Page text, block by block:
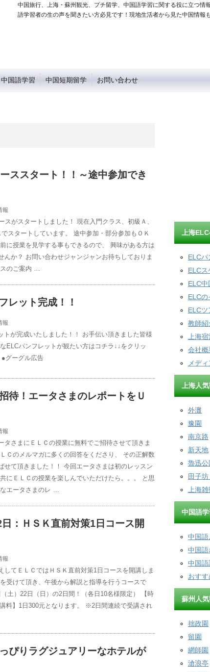
中国旅行、上海・蘇州観光、プチ留学、中国語学習に関する役に立つ情
語学習者の生の声を聞きたい方必見です！現地生活者から見た中国情報
中国語学習 中国短期留学 お問い合わせ
ススタート！！～途中参加でき
報
スがスタートしました！ 現在入門クラス、初級Ａ、
スタートしています。 途中参加・部分参加もＯＫ
に授業を見学する事もできるので、 興味がある方は
んか？ お問い合わせジャンジャンお待ちしておりま
スのご案内 …
レット完成！！
報
トが完成いたしました！！ お手伝い頂きました皆様
ELCパンフレットが観たい方はコチラ↓↓をクリッ
グーグル広告
待！エータさまのレポートをＵ
報
タさまにＥＬＣの授業に無料でご招待させて頂きま
Ｃのメルマガに多くの回答をくださり、 その正解数
せて頂きました！！ 今回エータさまは初のレッスン
にＥＬＣの授業を楽しんでいただけたら。。。 と思
エータさまのレ …
：ＨＳＫ直前対策1日コース開
報
してＥＬＣではＨＳＫ直前対策1日コースを開講しま
受けて頂き、午後から解説と指導を行うコースで
土）22日（日）の2日間！（各日10名様限定） 【時
料】1日300元となります。 ※2日間連続で受講され
ぴりラグジュアリーなホテルが
上海
ELCパ
ELCス
ELC中
ELCの
ELCツ
教師紹
上海
会社概
メデ
上海人
外灘
豫園
南京路
新天地
魯迅公
田子坊
上海
中国語
中国語
中国語
中国語
おすす
蘇州人
拙政園
留園
網師園
滄浪亭